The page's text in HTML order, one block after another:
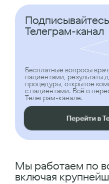
Телеграм-канал
Бесплатные вопросы
пациентами, результаты
процедуры, открытое
с пациентами. Всё о
Телеграм-канале.
Перейти в
Мы работаем по
включая